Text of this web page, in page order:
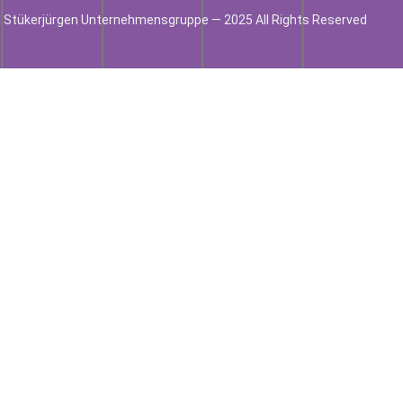
Unternehmensgruppe — 2025 All Rights Reserved